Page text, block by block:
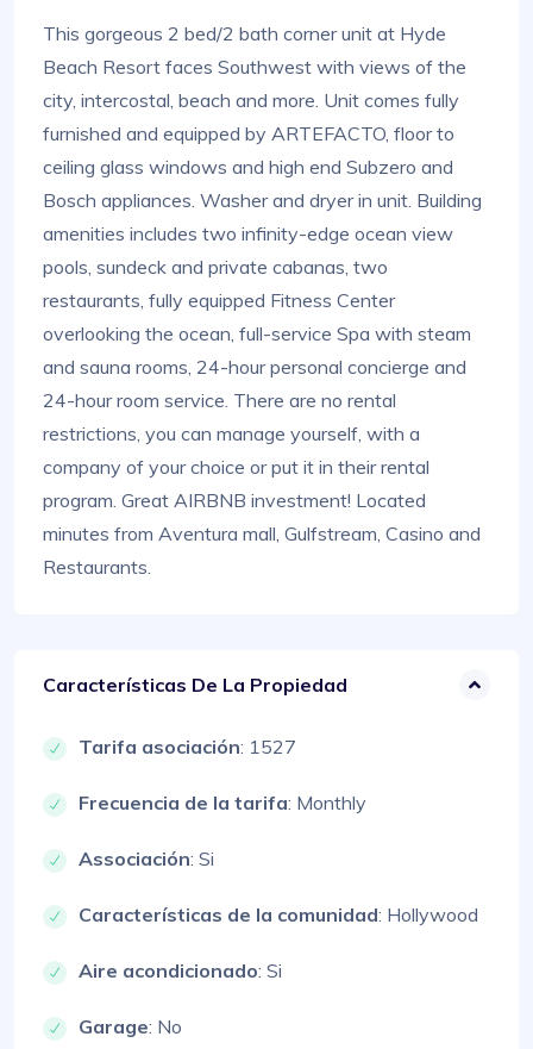
This gorgeous 2 bed/2 bath corner unit at Hyde
Beach Resort faces Southwest with views of the
city, intercostal, beach and more. Unit comes fully
furnished and equipped by ARTEFACTO, floor to
ceiling glass windows and high end Subzero and
Bosch appliances. Washer and dryer in unit. Building
amenities includes two infinity-edge ocean view
pools, sundeck and private cabanas, two
restaurants, fully equipped Fitness Center
overlooking the ocean, full-service Spa with steam
and sauna rooms, 24-hour personal concierge and
24-hour room service. There are no rental
restrictions, you can manage yourself, with a
company of your choice or put it in their rental
program. Great AIRBNB investment! Located
minutes from Aventura mall, Gulfstream, Casino and
Restaurants.
Características De La Propiedad
Tarifa asociación: 1527
Frecuencia de la tarifa: Monthly
Associación: Si
Características de la comunidad: Hollywood
Aire acondicionado: Si
Garage: No